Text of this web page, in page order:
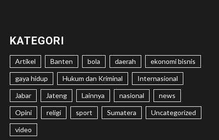
KATEGORI
Artikel Banten bola daerah ekonomi bisnis
gaya hidup Hukum dan Kriminal Internasional
Jabar Jateng Lainnya nasional news
Opini religi sport Sumatera Uncategorized
video